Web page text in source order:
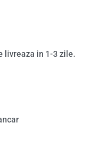
livreaza in 1-3 zile.